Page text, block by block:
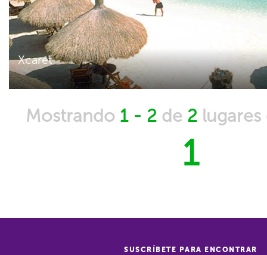
Xcaret
Mostrando 1 - 2 de 2
1
SUSCRÍBETE PARA ENCONTRAR